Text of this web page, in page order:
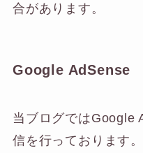
合があります。
Google AdSense
当ブログではGoogle
信を行っております。